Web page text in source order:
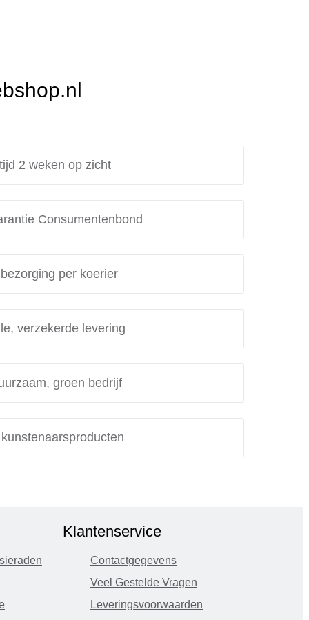
2 weken op zicht
Consumentenbond
per koerier
verzekerde levering
groen bedrijf
Klantenservice
Contactgegevens
Veel Gestelde Vragen
Leveringsvoorwaarden